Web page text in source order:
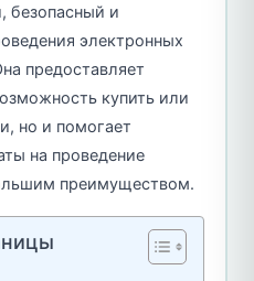
безопасный и
электронных
предоставляет
купить или
но и помогает
на проведение
преимуществом.